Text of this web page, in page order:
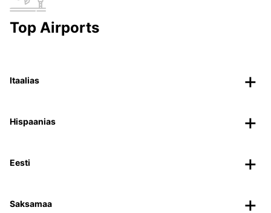
Top Airports
Itaalias
Hispaanias
Eesti
Saksamaa